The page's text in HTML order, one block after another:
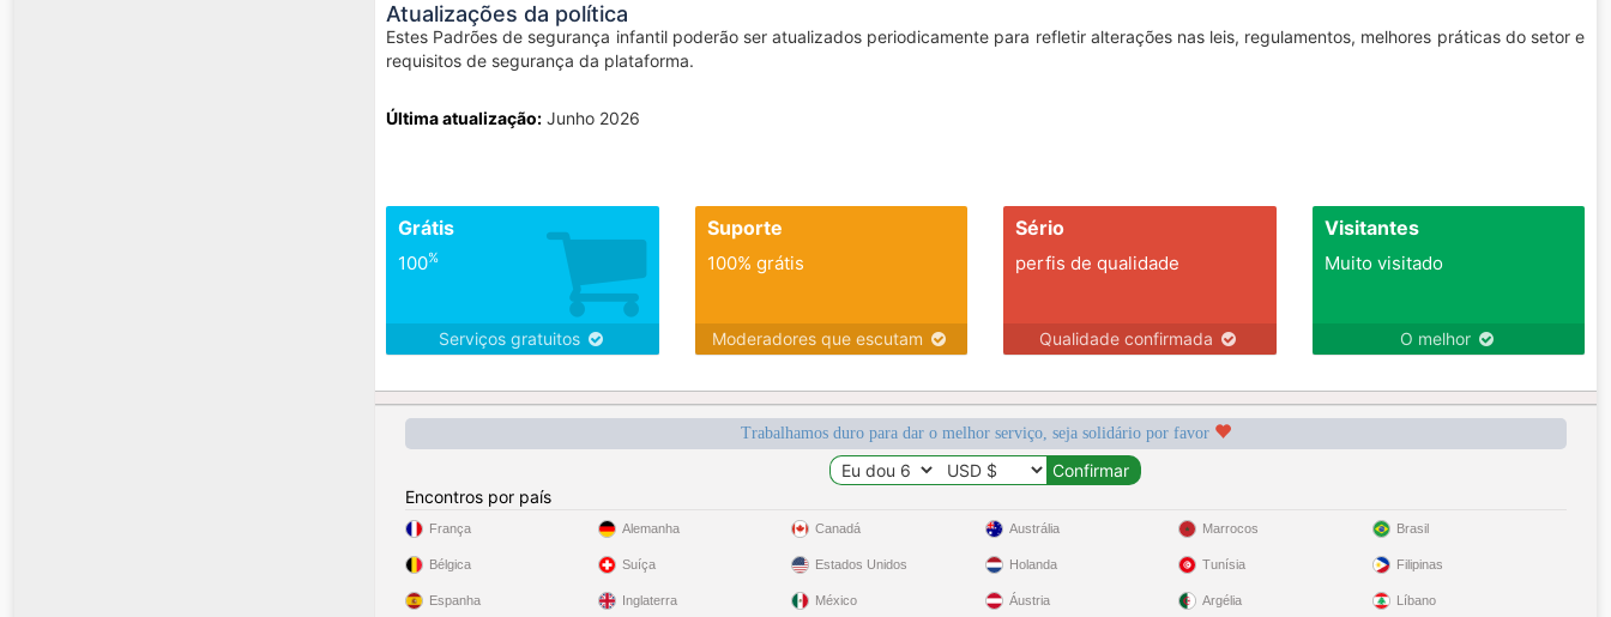
Atualizações da política
Estes Padrões de segurança infantil poderão ser atualizados periodicamente para refletir alterações nas leis, regulamentos, melhores práticas do setor e
requisitos de segurança da plataforma.
Última atualização: Junho 2026
Grátis
100%
Serviços gratuitos
Suporte
100% grátis
Moderadores que escutam
Sério
perfis de qualidade
Qualidade confirmada
Visitantes
Muito visitado
O melhor
Trabalhamos duro para dar o melhor serviço, seja solidário por favor
Encontros por país
França
Bélgica
Espanha
Alemanha
Suíça
Inglaterra
Canadá
Estados Unidos
México
Austrália
Holanda
Áustria
Marrocos
Tunísia
Argélia
Brasil
Filipinas
Líbano